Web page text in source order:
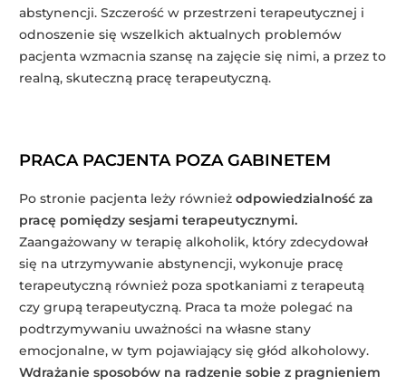
abstynencji. Szczerość w przestrzeni terapeutycznej i
odnoszenie się wszelkich aktualnych problemów
pacjenta wzmacnia szansę na zajęcie się nimi, a przez to
realną, skuteczną pracę terapeutyczną.
PRACA PACJENTA POZA GABINETEM
Po stronie pacjenta leży równieżodpowiedzialność za
pracę pomiędzy sesjami terapeutycznymi.
Zaangażowany w terapię alkoholik, który zdecydował
się na utrzymywanie abstynencji, wykonuje pracę
terapeutyczną również poza spotkaniami z terapeutą
czy grupą terapeutyczną. Praca ta może polegać na
podtrzymywaniu uważności na własne stany
emocjonalne, w tym pojawiający się głód alkoholowy.
Wdrażanie sposobów na radzenie sobie z pragnieniem